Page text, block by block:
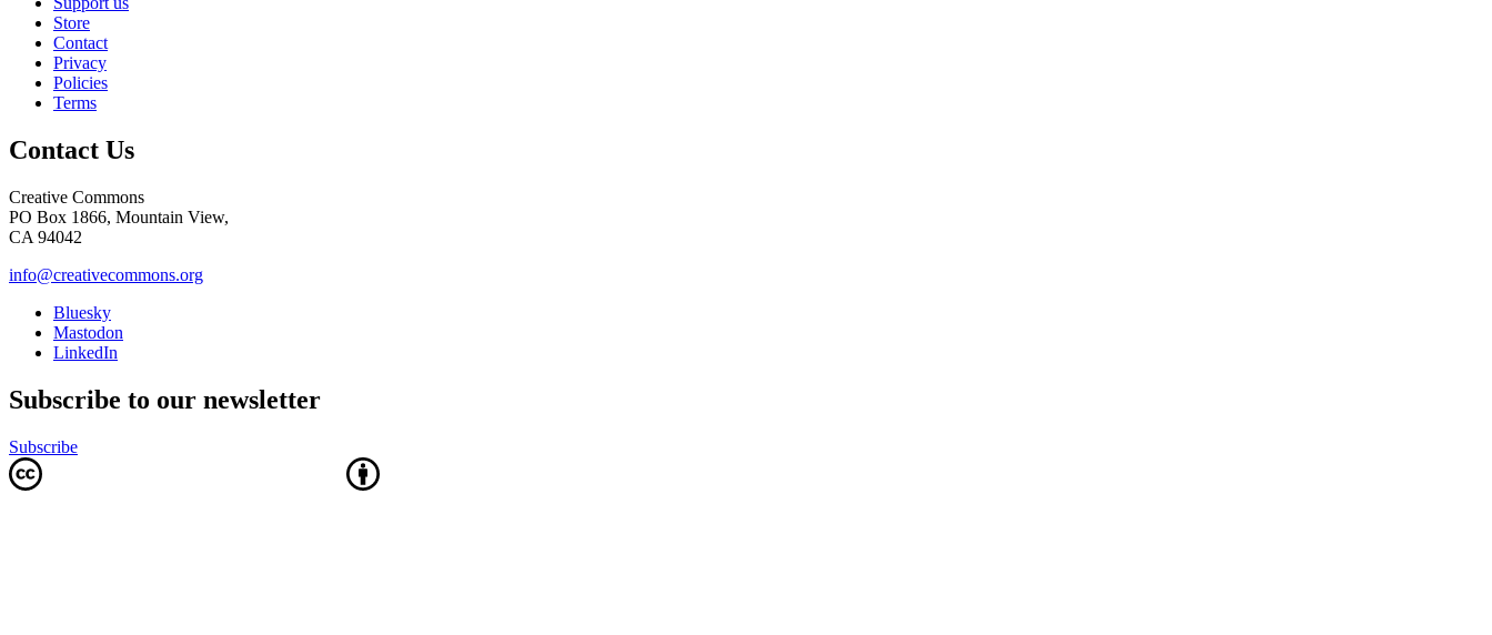
Store
Contact
Privacy
Policies
Terms
Contact Us
Creative Commons
PO Box 1866, Mountain View,
CA 94042
info@creativecommons.org
Bluesky
Mastodon
LinkedIn
Subscribe to our newsletter
Subscribe